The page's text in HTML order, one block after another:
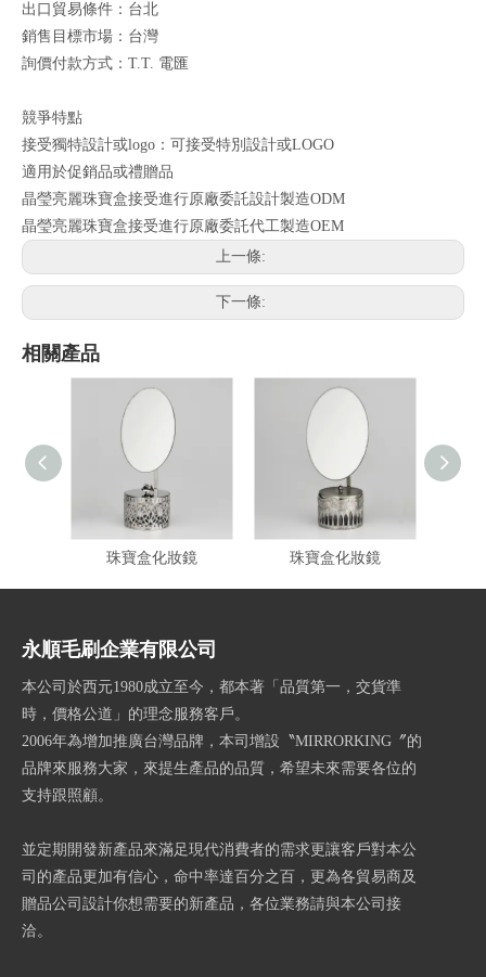
出口貿易條件：台北
銷售目標市場：台灣
詢價付款方式：T.T. 電匯
競爭特點
接受獨特設計或logo：可接受特別設計或LOGO
適用於促銷品或禮贈品
晶瑩亮麗珠寶盒接受進行原廠委託設計製造ODM
晶瑩亮麗珠寶盒接受進行原廠委託代工製造OEM
上一條:
下一條:
相關產品
珠寶盒化妝鏡 珠寶盒化妝鏡
永順毛刷企業有限公司
本公司於西元1980成立至今，都本著「品質第一，交貨準
時，價格公道」的理念服務客戶。
2006年為增加推廣台灣品牌，本司增設〝MIRRORKING〞的
品牌來服務大家，來提生產品的品質，希望未來需要各位的
支持跟照顧。
並定期開發新產品來滿足現代消費者的需求更讓客戶對本公
司的產品更加有信心，命中率達百分之百，更為各貿易商及
贈品公司設計你想需要的新產品，各位業務請與本公司接
洽。